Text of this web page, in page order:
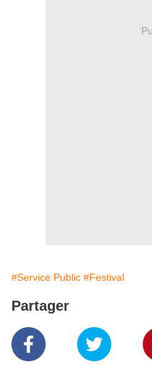
#Service Public #Festival
Partager